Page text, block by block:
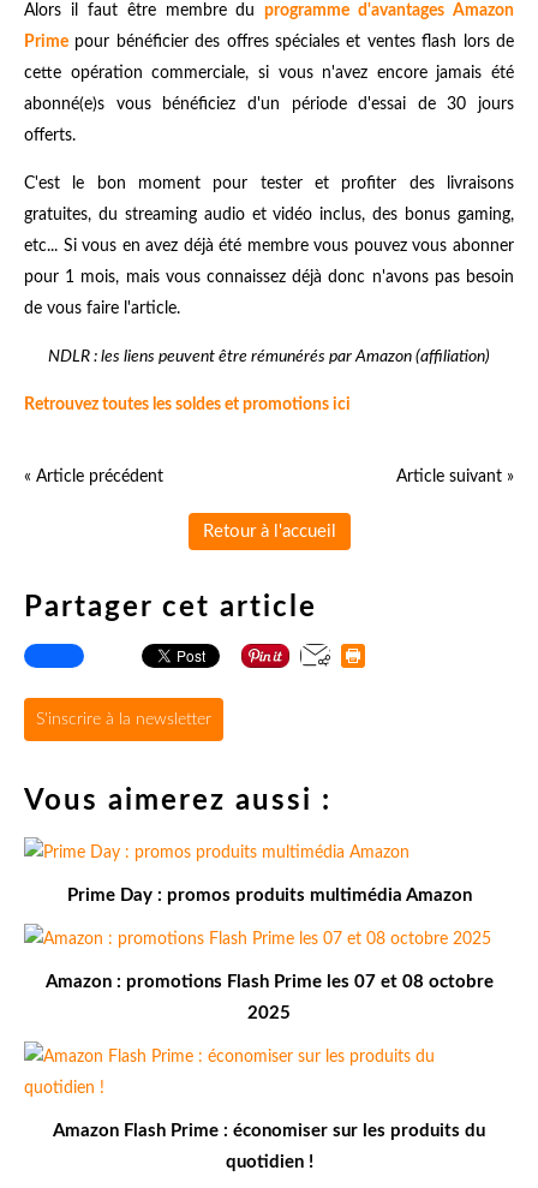
Alors il faut être membre duprogramme d'avantages Amazon
Prime pour bénéficier des offres spéciales et ventes flash lors de
cette opération commerciale, si vous n'avez encore jamais été
abonné(e)s vous bénéficiez d'un période d'essai de 30 jours
offerts.
C'est le bon moment pour tester et profiter des livraisons
gratuites, du streaming audio et vidéo inclus, des bonus gaming,
etc... Si vous en avez déjà été membre vous pouvez vous abonner
pour 1 mois, mais vous connaissez déjà donc n'avons pas besoin
de vous faire l'article.
NDLR : les liens peuvent être rémunérés par Amazon (affiliation)
Retrouvez toutes les soldes et promotions ici
« Article précédent Article suivant »
Retour à l'accueil
Partager cet article
S'inscrire à la newsletter
Vous aimerez aussi :
Prime Day : promos produits multimédia Amazon
Amazon : promotions Flash Prime les 07 et 08 octobre
2025
Amazon Flash Prime : économiser sur les produits du
quotidien !